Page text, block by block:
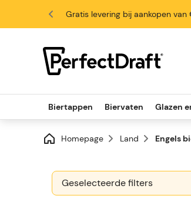
4.6/5 Gratis levering bij aankopen
Biertappen Biervaten Glazen
Homepage Land Engels
Geselecteerde filters